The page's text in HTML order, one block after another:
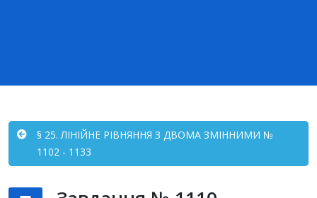
§ 25. ЛІНІЙНЕ РІВНЯННЯ З ДВОМА ЗМІННИМИ №
1102 - 1133